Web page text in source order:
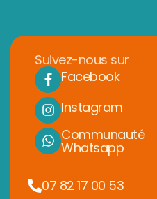
Suivez-nous sur
Facebook
Instagram
Communauté
Whatsapp
07 82 17 00 53